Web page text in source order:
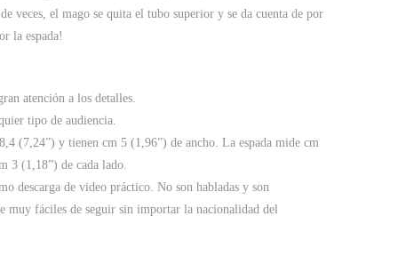
veces, el mago se quita el tubo superior y se da cuenta de por
la espada!
atención a los detalles.
tipo de audiencia.
(7,24”) y tienen cm 5 (1,96”) de ancho. La espada mide cm
3 (1,18”) de cada lado.
descarga de video práctico. No son habladas y son
muy fáciles de seguir sin importar la nacionalidad del